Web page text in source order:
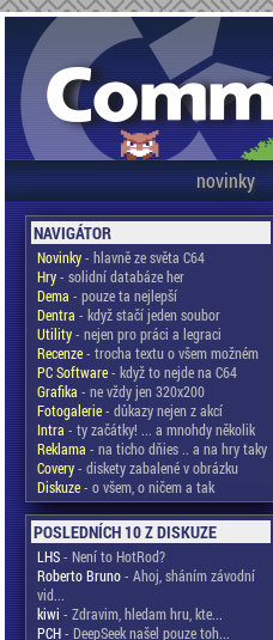
novinky
NAVIGÁTOR
Novinky- hlavně ze světa C64
Hry- solidní databáze her
Dema - pouze ta nejlepší
Dentra - když stačí jeden soubor
Utility- nejen pro práci a legraci
Recenze- trocha textu o všem možném
PC Software- když to nejde na C64
Grafika - ne vždy jen 320x200
Fotogalerie- důkazy nejen z akcí
Intra - ty začátky! ... a mnohdy několik
Reklama - na ticho dňies .. a na hry taky
Covery- diskety zabalené v obrázku
Diskuze- o všem, o ničem a tak
POSLEDNÍCH 10 Z DISKUZE
LHS- Není to HotRod?
Roberto Bruno- Ahoj, sháním závodní
vid...
kiwi - Zdravim, hledam hru, kte...
PCH- DeepSeek našel pouze toh...